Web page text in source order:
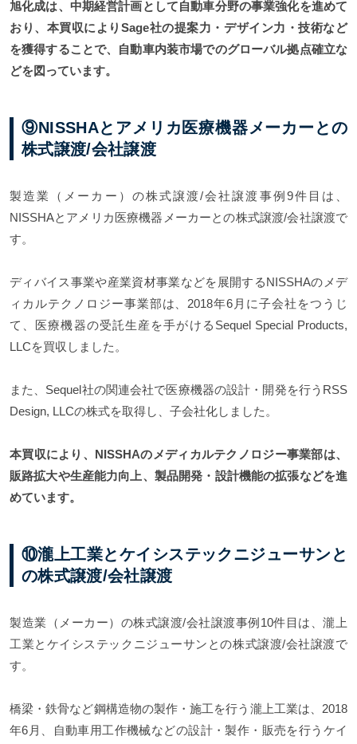
旭化成は、中期経営計画として自動車分野の事業強化を進めて
おり、本買収によりSage社の提案力・デザイン力・技術など
を獲得することで、自動車内装市場でのグローバル拠点確立な
どを図っています。
⑨NISSHAとアメリカ医療機器メーカーとの
株式譲渡/会社譲渡
製造業（メーカー）の株式譲渡/会社譲渡事例9件目は、
NISSHAとアメリカ医療機器メーカーとの株式譲渡/会社譲渡で
す。
ディバイス事業や産業資材事業などを展開するNISSHAのメデ
ィカルテクノロジー事業部は、2018年6月に子会社をつうじ
て、医療機器の受託生産を手がけるSequel Special Products,
LLCを買収しました。
また、Sequel社の関連会社で医療機器の設計・開発を行うRSS
Design, LLCの株式を取得し、子会社化しました。
本買収により、NISSHAのメディカルテクノロジー事業部は、
販路拡大や生産能力向上、製品開発・設計機能の拡張などを進
めています。
⑩瀧上工業とケイシステックニジューサンと
の株式譲渡/会社譲渡
製造業（メーカー）の株式譲渡/会社譲渡事例10件目は、瀧上
工業とケイシステックニジューサンとの株式譲渡/会社譲渡で
す。
橋梁・鉄骨など鋼構造物の製作・施工を行う瀧上工業は、2018
年6月、自動車用工作機械などの設計・製作・販売を行うケイ